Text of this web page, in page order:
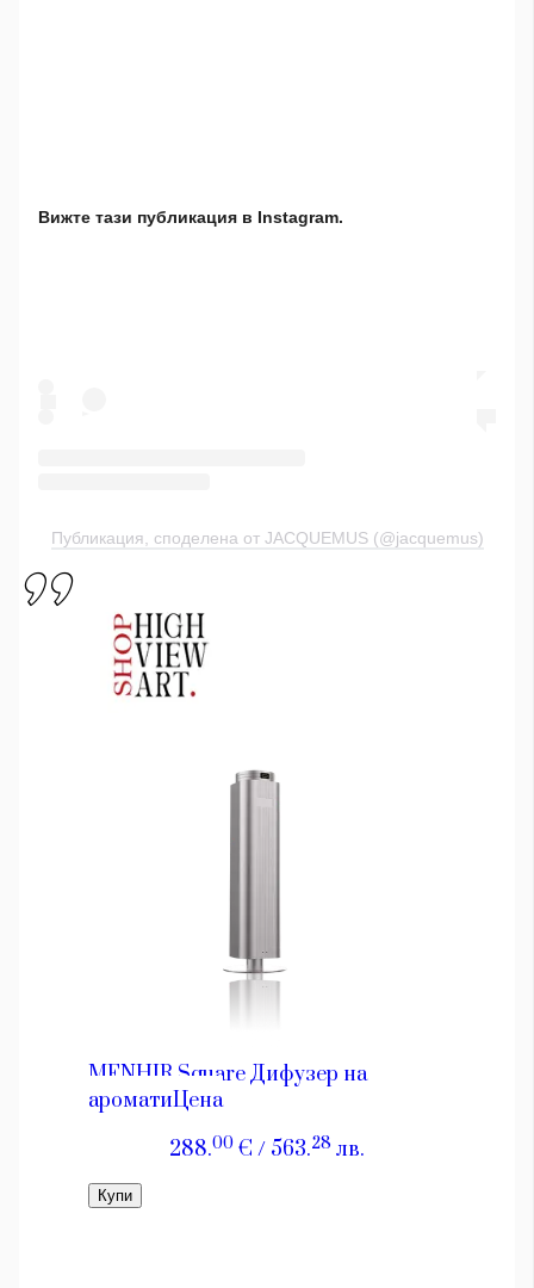
Вижте тази публикация в Instagram.
Публикация, споделена от JACQUEMUS (@jacquemus)